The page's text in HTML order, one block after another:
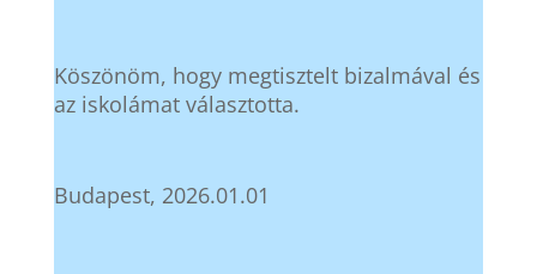
Köszönöm, hogy megtisztelt bizalmával és
az iskolámat választotta.
Budapest, 2026.01.01